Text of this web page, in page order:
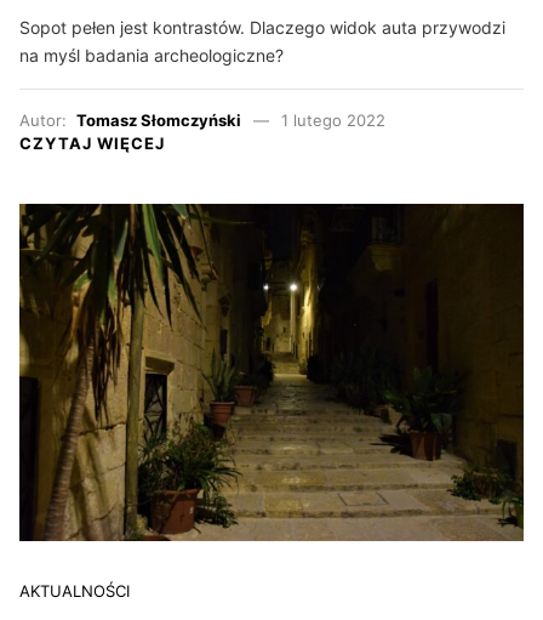
Sopot pełen jest kontrastów. Dlaczego widok auta przywodzi
na myśl badania archeologiczne?
Autor: Tomasz Słomczyński
1 lutego 2022
CZYTAJ WIĘCEJ
AKTUALNOŚCI